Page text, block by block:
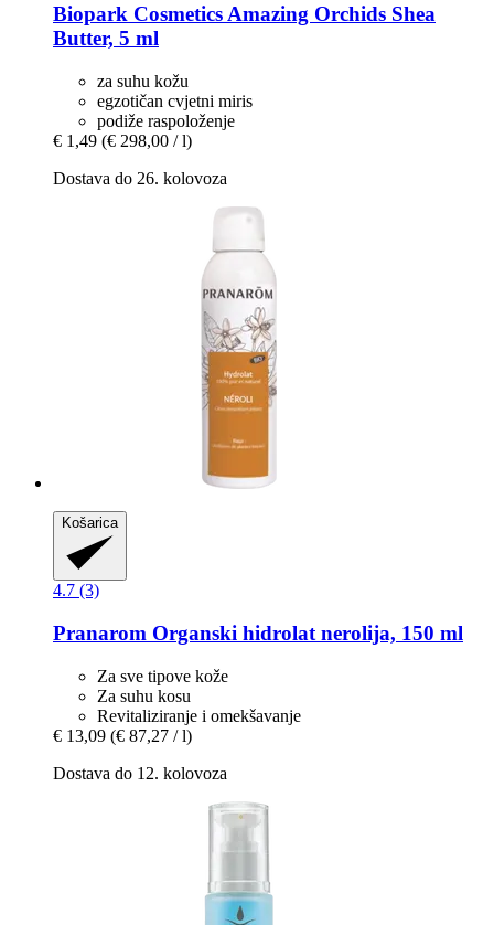
Biopark Cosmetics Amazing Orchids Shea
Butter, 5 ml
za suhu kožu
egzotičan cvjetni miris
podiže raspoloženje
€ 1,49 (€ 298,00 / l)
Dostava do 26. kolovoza
Košarica
4.7 (3)
Pranarom Organski hidrolat nerolija, 150 ml
Za sve tipove kože
Za suhu kosu
Revitaliziranje i omekšavanje
€ 13,09 (€ 87,27 / l)
Dostava do 12. kolovoza